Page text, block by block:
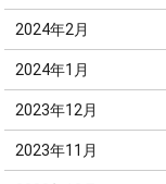
2024年2月
2024年1月
2023年12月
2023年11月